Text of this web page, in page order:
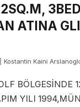
ATINA
Kostantin Kaini
BÖLGESİNDE
YILI